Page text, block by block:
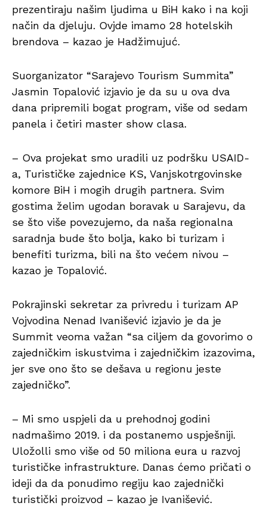
prezentiraju našim ljudima u BiH kako i na koji
način da djeluju. Ovjde imamo 28 hotelskih
brendova – kazao je Hadžimujuć.
Suorganizator “Sarajevo Tourism Summita”
Jasmin Topalović izjavio je da su u ova dva
dana pripremili bogat program, više od sedam
panela i četiri master show clasa.
– Ova projekat smo uradili uz podršku USAID-
a, Turističke zajednice KS, Vanjskotrgovinske
komore BiH i mogih drugih partnera. Svim
gostima želim ugodan boravak u Sarajevu, da
se što više povezujemo, da naša regionalna
saradnja bude što bolja, kako bi turizam i
benefiti turizma, bili na što većem nivou –
kazao je Topalović.
Pokrajinski sekretar za privredu i turizam AP
Vojvodina Nenad Ivanišević izjavio je da je
Summit veoma važan “sa ciljem da govorimo o
zajedničkim iskustvima i zajedničkim izazovima,
jer sve ono što se dešava u regionu jeste
zajedničko”.
– Mi smo uspjeli da u prehodnoj godini
nadmašimo 2019. i da postanemo uspješniji.
Uložolli smo više od 50 miliona eura u razvoj
turističke infrastrukture. Danas ćemo pričati o
ideji da da ponudimo regiju kao zajednički
turistički proizvod – kazao je Ivanišević.